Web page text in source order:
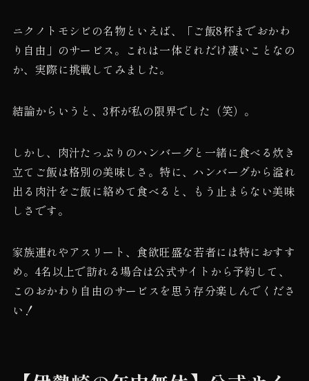
ニクノトモシビの名物といえば、「ご飯8杯までおかわ
り自由」のサービス。これは一体どれだけ凄いことなの
か、実際に挑戦してみました。
結論からいうと、3杯が私の限界でした（笑）。
しかし、肉汁たっぷりのハンバーグと一緒に食べる炊き
立てご飯は格別の美味しさ。特に、ハンバーグから溢れ
出る肉汁をご飯に絡めて食べると、もう止まらない美味
しさです。
家族連れやアスリート、食欲旺盛な若者には特におすす
め。4名以上で訪れる場合は公式サイトから予約して、
このおかわり自由のサービスを思う存分楽しんでくださ
い！